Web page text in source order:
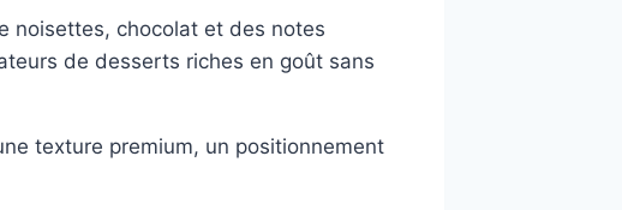
noisettes, chocolat et des notes
de desserts riches en goût sans
texture premium, un positionnement